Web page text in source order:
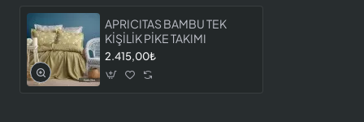
APRICITAS BAMBU TEK
KİŞİLİK PİKE TAKIMI
2.415,00₺